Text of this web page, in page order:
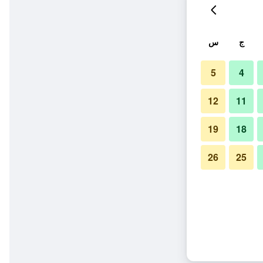
ج س
4
5
11
12
18
19
25
26